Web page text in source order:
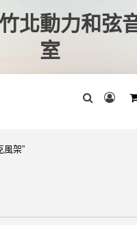
北動力和弦
室
風架”